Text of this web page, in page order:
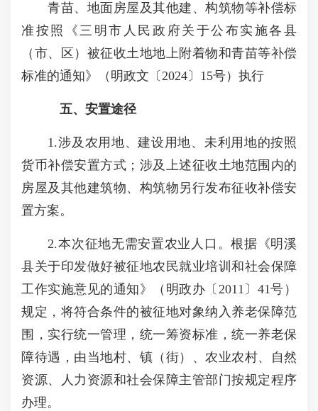
青苗、地面房屋及其他建、构筑物等补偿标
准按照《三明市人民政府关于公布实施各县
（市、区）被征收土地地上附着物和青苗等补偿
标准的通知》（明政文〔2024〕15号）执行
五、安置途径
1.涉及农用地、建设用地、未利用地的按照
货币补偿安置方式；涉及上述征收土地范围内的
房屋及其他建筑物、构筑物另行发布征收补偿安
置方案。
2.本次征地无需安置农业人口。根据《明溪
县关于印发做好被征地农民就业培训和社会保障
工作实施意见的通知》（明政办〔2011〕41号）
规定，将符合条件的被征地对象纳入养老保障范
围，实行统一管理，统一筹资标准，统一养老保
障待遇，由当地村、镇（街）、农业农村、自然
资源、人力资源和社会保障主管部门按规定程序
办理。